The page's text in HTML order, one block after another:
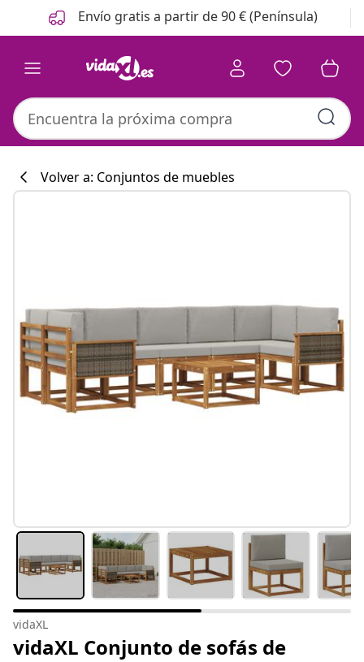
Anterior
Siguiente Envío gratis a partir de 90 € (Península)
#sharemevidaxl
Volver a: Conjuntos de muebles
vidaXL
vidaXL Conjunto de sofás de